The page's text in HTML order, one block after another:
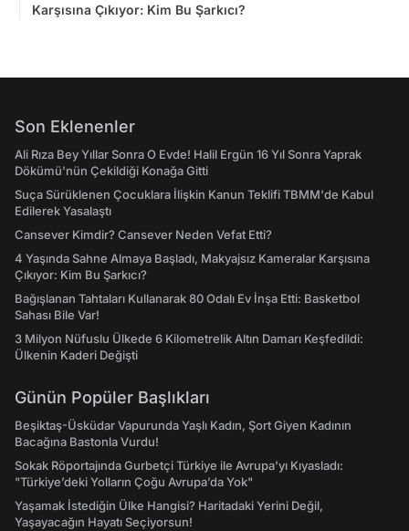
Karşısına Çıkıyor: Kim Bu Şarkıcı?
Son Eklenenler
Ali Rıza Bey Yıllar Sonra O Evde! Halil Ergün 16 Yıl Sonra Yaprak
Dökümü'nün Çekildiği Konağa Gitti
Suça Sürüklenen Çocuklara İlişkin Kanun Teklifi TBMM'de Kabul
Edilerek Yasalaştı
Cansever Kimdir? Cansever Neden Vefat Etti?
4 Yaşında Sahne Almaya Başladı, Makyajsız Kameralar Karşısına
Çıkıyor: Kim Bu Şarkıcı?
Bağışlanan Tahtaları Kullanarak 80 Odalı Ev İnşa Etti: Basketbol
Sahası Bile Var!
3 Milyon Nüfuslu Ülkede 6 Kilometrelik Altın Damarı Keşfedildi:
Ülkenin Kaderi Değişti
Günün Popüler Başlıkları
Beşiktaş-Üsküdar Vapurunda Yaşlı Kadın, Şort Giyen Kadının
Bacağına Bastonla Vurdu!
Sokak Röportajında Gurbetçi Türkiye ile Avrupa'yı Kıyasladı:
"Türkiye’deki Yolların Çoğu Avrupa’da Yok"
Yaşamak İstediğin Ülke Hangisi? Haritadaki Yerini Değil,
Yaşayacağın Hayatı Seçiyorsun!